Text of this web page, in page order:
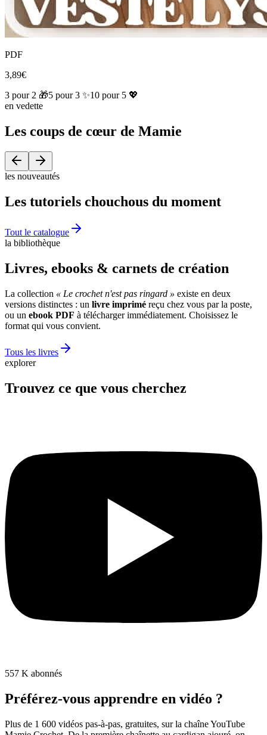
PDF
3,89€
3 pour 2 🎁5 pour 3 ✨10 pour 5 💖
en vedette
Les coups de cœur de Mamie
les nouveautés
Les tutoriels chouchous du moment
Tout le catalogue
la bibliothèque
Livres, ebooks & carnets de création
La collection « Le crochet n'est pas ringard » existe en deux
versions distinctes : un livre imprimé reçu chez vous par la poste,
ou un ebook PDF à télécharger immédiatement. Choisissez le
format qui vous convient.
Tous les livres
explorer
Trouvez ce que vous cherchez
557 K abonnés
Préférez-vous apprendre en vidéo ?
Plus de 1 600 vidéos pas-à-pas, gratuites, sur la chaîne YouTube